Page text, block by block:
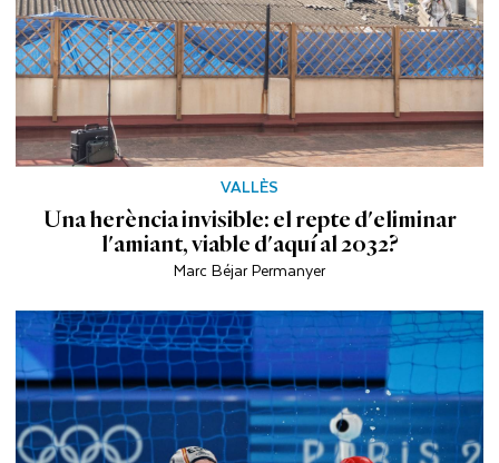
VALLÈS
Una herència invisible: el repte d'eliminar
l'amiant, viable d'aquí al 2032?
Marc Béjar Permanyer